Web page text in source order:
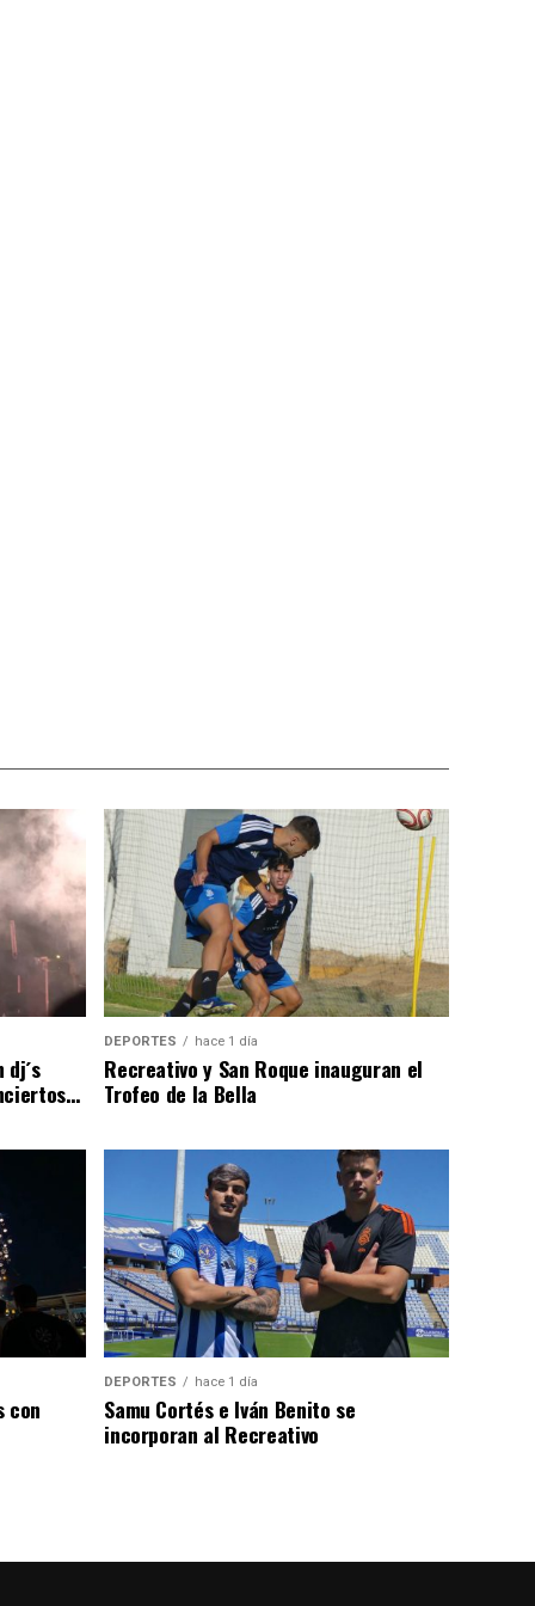
DEPORTES hace 1 día
Recreativo y San Roque inauguran el
Trofeo de la Bella
con
DEPORTES hace 1 día
Samu Cortés e Iván Benito se
incorporan al Recreativo